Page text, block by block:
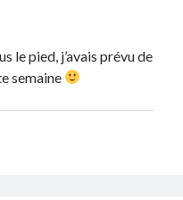
le pied, j’avais prévu de
semaine